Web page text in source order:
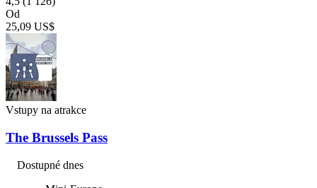
Od
25,09 US$
Vstupy na atrakce
The Brussels Pass
Dostupné dnes